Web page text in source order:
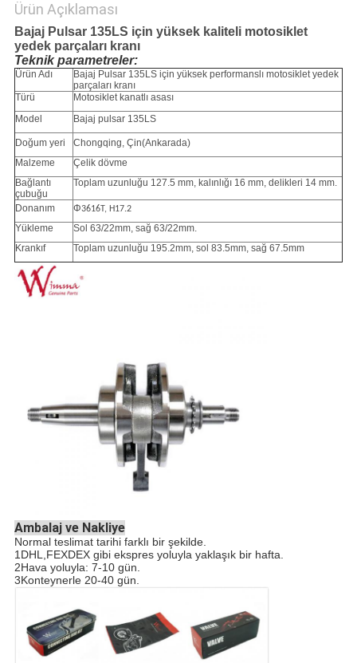
Ürün Açıklaması
Bajaj Pulsar 135LS için yüksek kaliteli motosiklet
yedek parçaları kranı
Teknik parametreler:
Ürün Adı
Bajaj Pulsar 135LS için yüksek performanslı motosiklet yedek
parçaları kranı
Türü
Motosiklet kanatlı asası
Model
Bajaj pulsar 135LS
Doğum yeri Chongqing, Çin(Ankarada)
Malzeme
Çelik dövme
Bağlantı
çubuğu
Toplam uzunluğu 127.5 mm, kalınlığı 16 mm, delikleri 14 mm.
Donanım Φ3616T, H17.2
Yükleme
Sol 63/22mm, sağ 63/22mm.
Krankıf
Toplam uzunluğu 195.2mm, sol 83.5mm, sağ 67.5mm
Ambalaj ve Nakliye
Normal teslimat tarihi farklı bir şekilde.
1DHL,FEXDEX gibi ekspres yoluyla yaklaşık bir hafta.
2Hava yoluyla: 7-10 gün.
3Konteynerle 20-40 gün.